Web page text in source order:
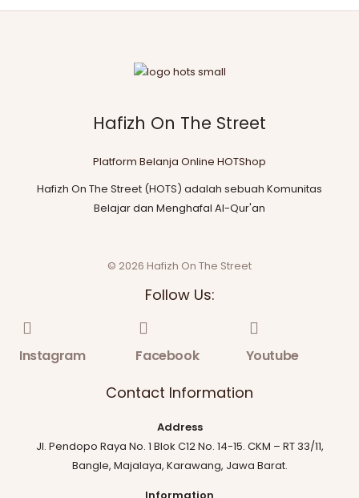
Hafizh On The Street
Platform Belanja Online HOTShop
Hafizh On The Street (HOTS) adalah sebuah Komunitas
Belajar dan Menghafal Al-Qur'an
© 2026 Hafizh On The Street
Follow Us:
Instagram Facebook Youtube
Contact Information
Address
Jl. Pendopo Raya No. 1 Blok C12 No. 14-15. CKM – RT 33/11,
Bangle, Majalaya, Karawang, Jawa Barat.